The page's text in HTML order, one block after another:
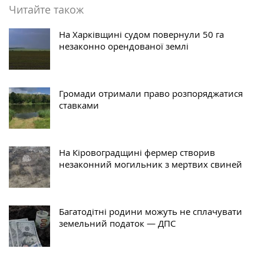
Читайте також
На Харківщині судом повернули 50 га
незаконно орендованої землі
Громади отримали право розпоряджатися
ставками
На Кіровоградщині фермер створив
незаконний могильник з мертвих свиней
Багатодітні родини можуть не сплачувати
земельний податок — ДПС